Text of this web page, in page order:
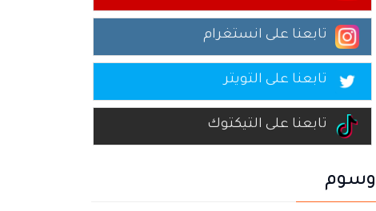
تابعنا على انستغرام
تابعنا على التويتر
تابعنا على التيكتوك
وسوم